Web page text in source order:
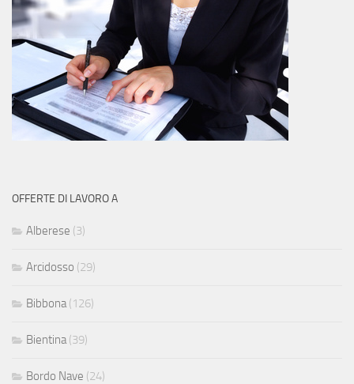
OFFERTE DI LAVORO A
Alberese (3)
Arcidosso (29)
Bibbona (126)
Bientina (39)
Bordo Nave (24)